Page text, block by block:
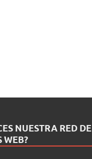
NUESTRA RED DE
WEB?